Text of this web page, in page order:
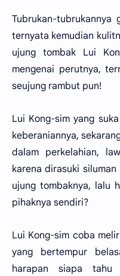
Tubrukan-tubrukannya
ternyata kemudian
ujung tombak Lui
mengenai perutnya,
seujung rambut pun!
Lui Kong-sim yang
keberaniannya,
dalam perkelahian,
karena dirasuki
ujung tombaknya, lalu
pihaknya sendiri?
Lui Kong-sim coba
yang bertempur
harapan siapa tahu